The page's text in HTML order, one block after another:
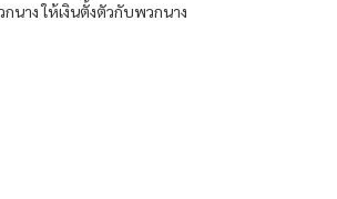
นาง ให้เงินตั้งตัวกับพวกนาง